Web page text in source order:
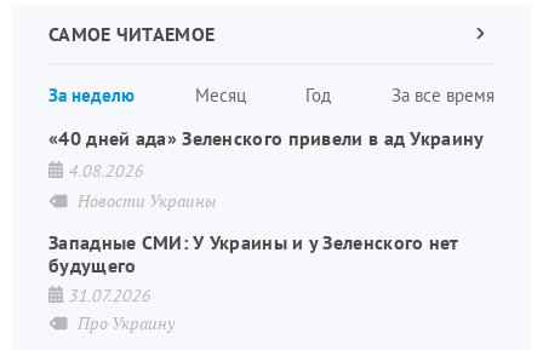
САМОЕ ЧИТАЕМОЕ
За неделю Месяц Год За все время
Следующая
«40 дней ада» Зеленского привели в ад Украину
4.08.2026
Новости Украины
Западные СМИ: У Украины и у Зеленского нет
будущего
31.07.2026
Про Украину